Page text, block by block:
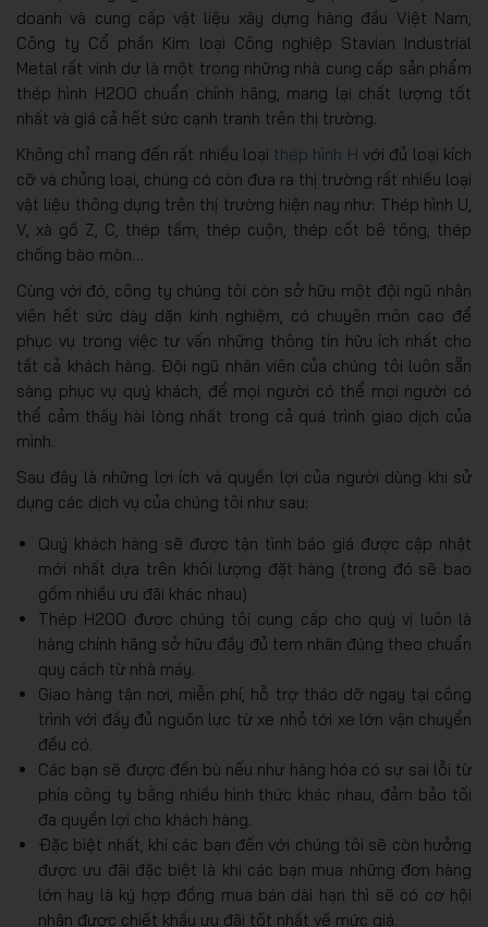
doanh và cung cấp vật liệu xây dựng hàng đầu Việt Nam,
Công ty Cổ phần Kim loại Công nghiệp Stavian Industrial
Metal rất vinh dự là một trong những nhà cung cấp sản phẩm
thép hình H200 chuẩn chính hãng, mang lại chất lượng tốt
nhất và giá cả hết sức cạnh tranh trên thị trường.
Không chỉ mang đến rất nhiều loại thép hình H với đủ loại kích
cỡ và chủng loại, chúng có còn đưa ra thị trường rất nhiều loại
vật liệu thông dụng trên thị trường hiện nay như: Thép hình U,
V, xà gồ Z, C, thép tấm, thép cuộn, thép cốt bê tông, thép
chống bào mòn…
Cùng với đó, công ty chúng tôi còn sở hữu một đội ngũ nhân
viên hết sức dày dặn kinh nghiệm, có chuyên môn cao để
phục vụ trong việc tư vấn những thông tin hữu ích nhất cho
tất cả khách hàng. Đội ngũ nhân viên của chúng tôi luôn sẵn
sàng phục vụ quý khách, để mọi người có thể mọi người có
thể cảm thấy hài lòng nhất trong cả quá trình giao dịch của
mình.
Sau đây là những lợi ích và quyền lợi của người dùng khi sử
dụng các dịch vụ của chúng tôi như sau:
Quý khách hàng sẽ được tận tình báo giá được cập nhật
mới nhất dựa trên khối lượng đặt hàng (trong đó sẽ bao
gồm nhiều ưu đãi khác nhau)
Thép H200 được chúng tôi cung cấp cho quý vị luôn là
hàng chính hãng sở hữu đầy đủ tem nhãn đúng theo chuẩn
quy cách từ nhà máy.
Giao hàng tận nơi, miễn phí, hỗ trợ tháo dỡ ngay tại công
trình với đầy đủ nguồn lực từ xe nhỏ tới xe lớn vận chuyển
đều có.
Các bạn sẽ được đền bù nếu như hàng hóa có sự sai lỗi từ
phía công ty bằng nhiều hình thức khác nhau, đảm bảo tối
đa quyền lợi cho khách hàng.
Đặc biệt nhất, khi các bạn đến với chúng tôi sẽ còn hưởng
được ưu đãi đặc biệt là khi các bạn mua những đơn hàng
lớn hay là ký hợp đồng mua bán dài hạn thì sẽ có cơ hội
nhận được chiết khấu ưu đãi tốt nhất về mức giá.